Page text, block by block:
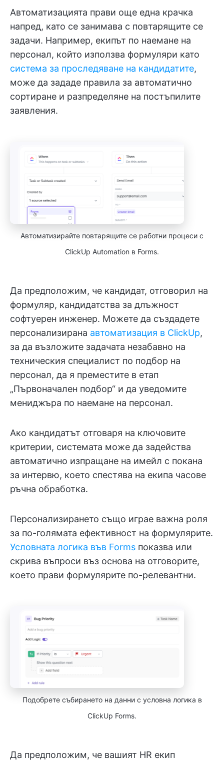
Автоматизацията прави още една крачка
напред, като се занимава с повтарящите се
задачи. Например, екипът по наемане на
персонал, който използва формуляри като
система за проследяване на кандидатите,
може да зададе правила за автоматично
сортиране и разпределяне на постъпилите
заявления.
Автоматизирайте повтарящите се работни процеси с
ClickUp Automation в Forms.
Да предположим, че кандидат, отговорил на
формуляр, кандидатства за длъжност
софтуерен инженер. Можете да създадете
персонализирана автоматизация в ClickUp,
за да възложите задачата незабавно на
техническия специалист по подбор на
персонал, да я преместите в етап
„Първоначален подбор“ и да уведомите
мениджъра по наемане на персонал.
Ако кандидатът отговаря на ключовите
критерии, системата може да задейства
автоматично изпращане на имейл с покана
за интервю, което спестява на екипа часове
ръчна обработка.
Персонализирането също играе важна роля
за по-голямата ефективност на формулярите.
Условната логика във Forms показва или
скрива въпроси въз основа на отговорите,
което прави формулярите по-релевантни.
Подобрете събирането на данни с условна логика в
ClickUp Forms.
Да предположим, че вашият HR екип